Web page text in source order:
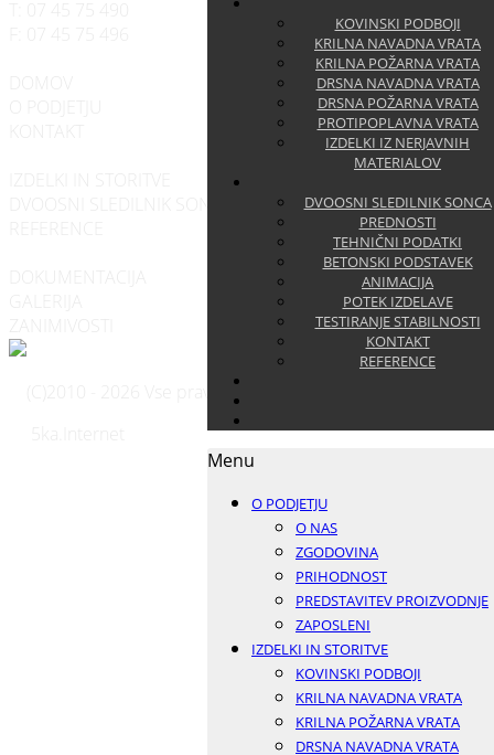
KOVINSKI PODBOJI
KRILNA NAVADNA VRATA
KRILNA POŽARNA VRATA
DRSNA NAVADNA VRATA
DRSNA POŽARNA VRATA
PROTIPOPLAVNA VRATA
IZDELKI IZ NERJAVNIH
MATERIALOV
DVOOSNI SLEDILNIK SONCA
PREDNOSTI
TEHNIČNI PODATKI
BETONSKI PODSTAVEK
ANIMACIJA
POTEK IZDELAVE
TESTIRANJE STABILNOSTI
KONTAKT
REFERENCE
Menu
O PODJETJU
O NAS
ZGODOVINA
PRIHODNOST
PREDSTAVITEV PROIZVODNJE
ZAPOSLENI
IZDELKI IN STORITVE
KOVINSKI PODBOJI
KRILNA NAVADNA VRATA
KRILNA POŽARNA VRATA
DRSNA NAVADNA VRATA
(C)2010 - 2026 Vse pravice pridržane - Vsebino ali dele